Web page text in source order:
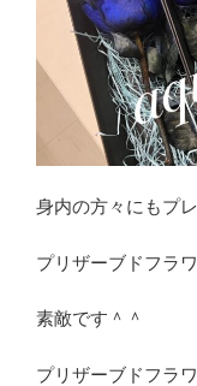
身内の方々にもプ
プリザーブドフラ
素敵です＾＾
プリザーブドフラ